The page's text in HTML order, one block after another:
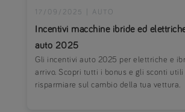
Incentivi macchine ibride ed
auto 2025
17/09/2025 AUTO
Gli incentivi auto 2025 per elettriche e
arrivo. Scopri tutti i bonus e gli sconti utili
risparmiare sul cambio della tua vettura.